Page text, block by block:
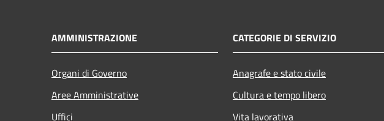
AMMINISTRAZIONE
Organi di Governo
Aree Amministrative
Uffici
CATEGORIE DI SERVIZIO
Anagrafe e stato civile
Cultura e tempo libero
Vita lavorativa